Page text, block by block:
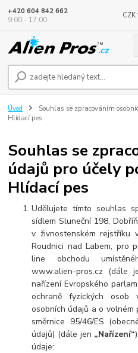
CZK
+420 604 842 662
9:00 - 17:00
Úvod
Souhlas se zpracováním
Hlídací pes
Souhlas se
údajů pro účely
Hlídací pes
Udělujete tímto souhlas
sídlem Sluneční 198,
v živnostenském rejstříku
Roudnici nad Labem, pro
line obchodu
www.alien-pros.cz (dále
nařízení Evropského
ochraně fyzických osob
osobních údajů a o
směrnice 95/46/ES
údajů) (dále jen „Nařízení“
údaje: